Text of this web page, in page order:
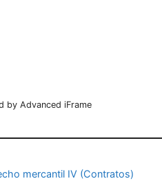
by Advanced iFrame
mercantil IV (Contratos)